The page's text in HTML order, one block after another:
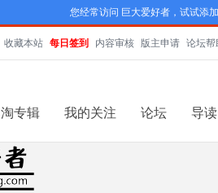
您经常访问 巨大爱好者，试试添
收藏本站 每日签到 内容审核 版主申请 论坛帮
淘专辑 我的关注 论坛 导读